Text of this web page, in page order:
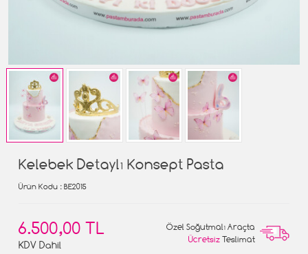
Kelebek Detaylı Konsept Pasta
Ürün Kodu : BE2015
6.500,00 TL
KDV Dahil
Özel Soğutmalı Araçta
Ücretsiz Teslimat